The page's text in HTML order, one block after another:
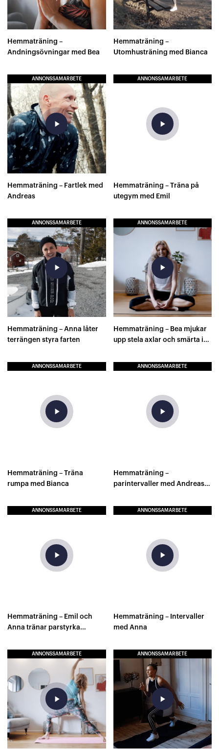
Hemmaträning –
Andningsövningar med Bea
Hemmaträning –
Utomhusträning med Bianca
ANNONSSAMARBETE
play_arrow
Hemmaträning – Fartlek med
Andreas
ANNONSSAMARBETE
play_arrow
Hemmaträning – Träna på
utegym med Emil
ANNONSSAMARBETE
play_arrow
Hemmaträning – Anna låter
terrängen styra farten
ANNONSSAMARBETE
play_arrow
Hemmaträning – Bea mjukar
upp stela axlar och smärta i
ANNONSSAMARBETE
play_arrow
Hemmaträning – Träna
rumpa med Bianca
ANNONSSAMARBETE
play_arrow
Hemmaträning –
parintervaller med Andreas
ANNONSSAMARBETE
play_arrow
Hemmaträning – Emil och
Anna tränar parstyrka
ANNONSSAMARBETE
play_arrow
Hemmaträning – Intervaller
med Anna
ANNONSSAMARBETE
play_arrow
ANNONSSAMARBETE
play_arrow